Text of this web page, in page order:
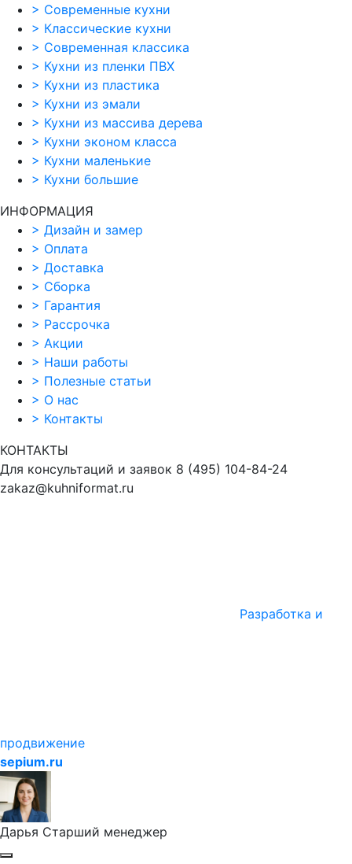
> Современные кухни
> Классические кухни
> Современная классика
> Кухни из пленки ПВХ
> Кухни из пластика
> Кухни из эмали
> Кухни из массива дерева
> Кухни эконом класса
> Кухни маленькие
> Кухни большие
ИНФОРМАЦИЯ
> Дизайн и замер
> Оплата
> Доставка
> Сборка
> Гарантия
> Рассрочка
> Акции
> Наши работы
> Полезные статьи
> О нас
> Контакты
КОНТАКТЫ
Для консультаций и заявок 8 (495) 104-84-24
zakaz@kuhniformat.ru
Разработка и
продвижение
sepium.ru
Дарья Старший менеджер